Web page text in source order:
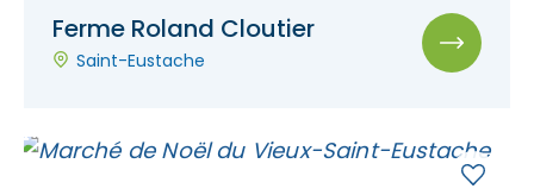
Ferme Roland Cloutier
Saint-Eustache